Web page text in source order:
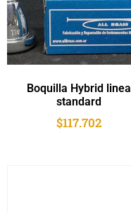
Boquilla Hybrid linea
standard
$117.702